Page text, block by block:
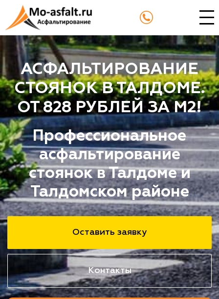
АСФАЛЬТИРОВАНИЕ
СТОЯНОК В ТАЛДОМЕ.
ОТ 828 РУБЛЕЙ ЗА М2!
Профессиональное
асфальтирование
стоянок в Талдоме и
Талдомском районе
Оставить заявку
Контакты